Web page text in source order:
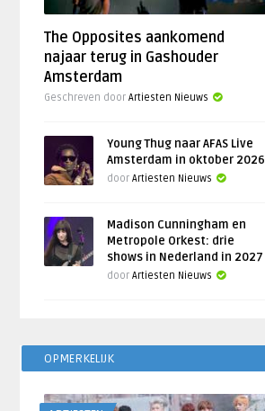
The Opposites aankomend
najaar terug in Gashouder
Amsterdam
Geschreven doorArtiesten Nieuws
Young Thug naar AFAS Live
Amsterdam in oktober 2026
doorArtiesten Nieuws
Madison Cunningham en
Metropole Orkest: drie
shows in Nederland in 2027
doorArtiesten Nieuws
OPMERKELIJK